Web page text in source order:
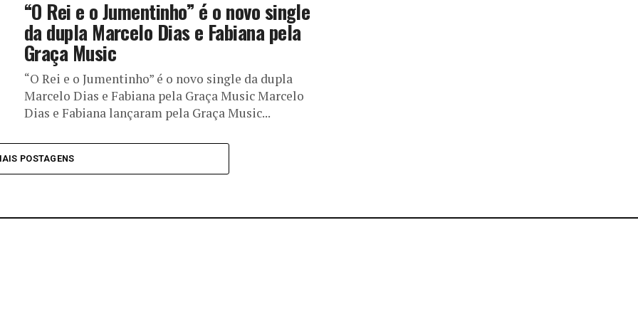
“O Rei e o Jumentinho” é o novo single
da dupla Marcelo Dias e Fabiana pela
Graça Music
“O Rei e o Jumentinho” é o novo single da dupla
Marcelo Dias e Fabiana pela Graça Music Marcelo
Dias e Fabiana lançaram pela Graça Music...
POSTAGENS